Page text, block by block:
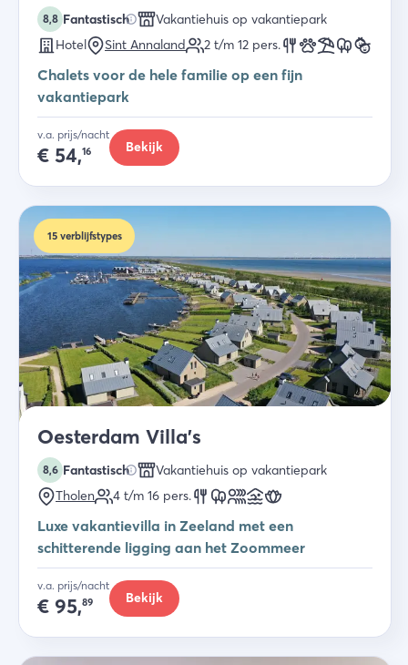
8,8 Fantastisch
Vakantiehuis op vakantiepark
Hotel
Sint Annaland 2 t/m 12 pers.
Chalets voor de hele familie op een fijn
vakantiepark
v.a. prijs/nacht
€ 54,16 Bekijk
15 verblijfstypes
Oesterdam Villa's
8,6 Fantastisch
Vakantiehuis op vakantiepark
Tholen
4 t/m 16 pers.
Luxe vakantievilla in Zeeland met een
schitterende ligging aan het Zoommeer
v.a. prijs/nacht
€ 95,89 Bekijk